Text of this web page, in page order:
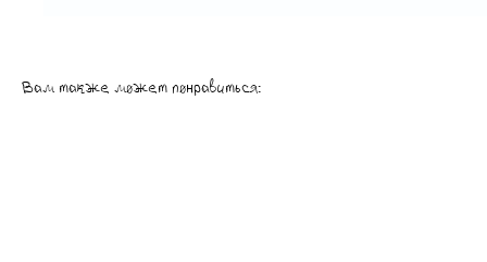
Вам также может понравиться: